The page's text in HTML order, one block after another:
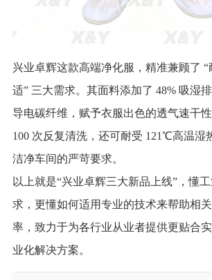
兴业卓辉这款高端净化服，精准兼顾了
适” 三大需求。其面料添加了 48% 吸湿
导电碳纤维，赋予衣服出色的透气速干
100 次反复清洗，还可耐受 121℃高温湿
洁净车间的严苛要求。
以上就是“兴业卓辉三大新品上线”，懂
求，更懂如何适用专业的技术来帮助相
率，致力于为各行业从业者提供更贴合
业化解决方案。